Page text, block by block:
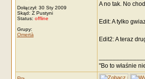
Dołączył: 30 Sty 2009
Skąd: Z Pustyni
Status: offline
Grupy:
Omertà
A no tak. No
Edit: A tylko
Edit2: A teraz
"Bo to właśnie